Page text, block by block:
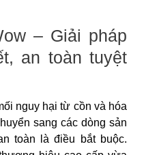
– Giải pháp
an toàn tuyệt
nguy hại từ cồn và hóa
sang các dòng sản
toàn là điều bắt buộc.